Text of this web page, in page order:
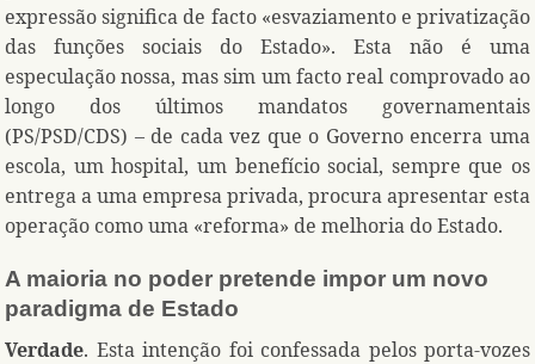
expressão significa de facto «esvaziamento e privatização
das funções sociais do Estado». Esta não é uma
especulação nossa, mas sim um facto real comprovado ao
longo dos últimos mandatos governamentais
(PS/PSD/CDS) – de cada vez que o Governo encerra uma
escola, um hospital, um benefício social, sempre que os
entrega a uma empresa privada, procura apresentar esta
operação como uma «reforma» de melhoria do Estado.
A maioria no poder pretende impor um novo
paradigma de Estado
Verdade. Esta intenção foi confessada pelos porta-vozes